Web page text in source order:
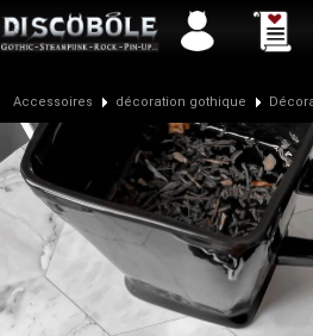
Service client 04 50 26 57 88
Accessoires décoration gothique